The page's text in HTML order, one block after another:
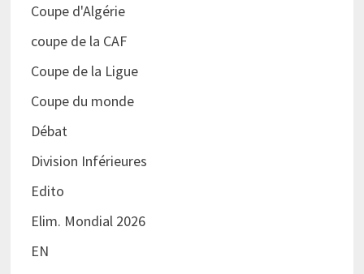
Coupe d'Algérie
coupe de la CAF
Coupe de la Ligue
Coupe du monde
Débat
Division Inférieures
Edito
Elim. Mondial 2026
EN